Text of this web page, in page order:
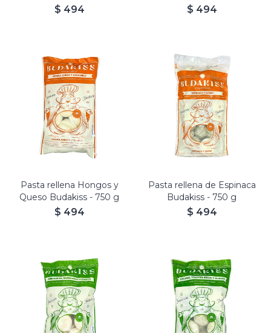
$ 494 $ 494
Budakiss rellenos de Hongos
secos de pino y Queso.
Masa con Boniato y
Zanahoria.
Pasta rellena Hongos y
Queso Budakiss - 750 g
$ 494
Budakiss rellenos de Espinaca
y Queso.
Masa con Papa y Espinaca.
Pasta rellena de Espinaca
Budakiss - 750 g
$ 494
Budakiss rellenos de
Berenjena, Garbanzos y
Hongos.
Masa con Papa y Berenjena.
Aptos Veganos.
Budakiss rellenos de Zucchini,
Tomates secos y Alubias.
Masa con Papa y Espinaca.